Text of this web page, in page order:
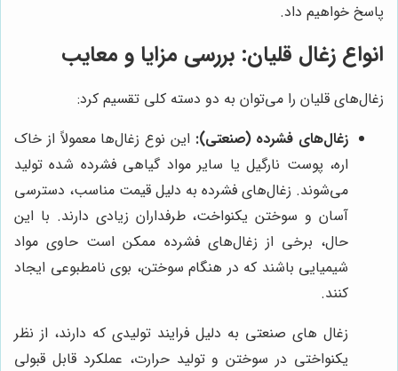
پاسخ خواهیم داد.
انواع زغال قلیان: بررسی مزایا و معایب
زغال‌های قلیان را می‌توان به دو دسته کلی تقسیم کرد:
زغال‌های فشرده (صنعتی): این نوع زغال‌ها معمولاً از خاک
اره، پوست نارگیل یا سایر مواد گیاهی فشرده شده تولید
می‌شوند. زغال‌های فشرده به دلیل قیمت مناسب، دسترسی
آسان و سوختن یکنواخت، طرفداران زیادی دارند. با این
حال، برخی از زغال‌های فشرده ممکن است حاوی مواد
شیمیایی باشند که در هنگام سوختن، بوی نامطبوعی ایجاد
کنند.
زغال های صنعتی به دلیل فرایند تولیدی که دارند، از نظر
یکنواختی در سوختن و تولید حرارت، عملکرد قابل قبولی